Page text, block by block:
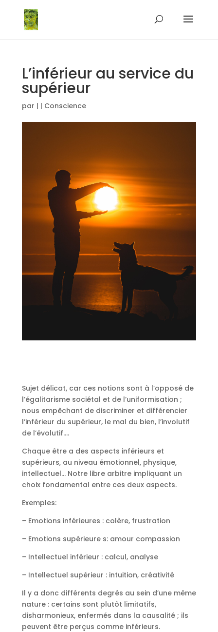
L’inférieur au service du
supérieur
par | | Conscience
Sujet délicat, car ces notions sont à l’opposé de
l’égalitarisme sociétal et de l’uniformisation ;
nous empêchant de discriminer et différencier
l’inférieur du supérieur, le mal du bien, l’involutif
de l’évolutif….
Chaque être a des aspects inférieurs et
supérieurs, au niveau émotionnel, physique,
intellectuel… Notre libre arbitre impliquant un
choix fondamental entre ces deux aspects.
Exemples:
– Emotions inférieures : colère, frustration
– Emotions supérieure s: amour compassion
– Intellectuel inférieur : calcul, analyse
– Intellectuel supérieur : intuition, créativité
Il y a donc différents degrés au sein d’une même
nature : certains sont plutôt limitatifs,
disharmonieux, enfermés dans la causalité ; ils
peuvent être perçus comme inférieurs.